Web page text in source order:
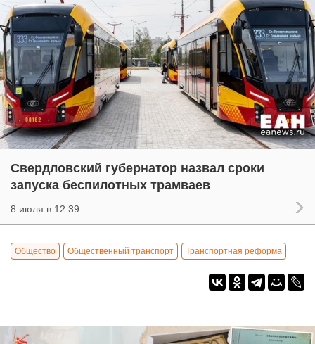
Свердловский губернатор назвал сроки
запуска беспилотных трамваев
8 июля в 12:39
Общество Общественный транспорт Транспортная реформа